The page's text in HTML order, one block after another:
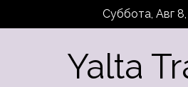
Суббота, Авг
Yalta